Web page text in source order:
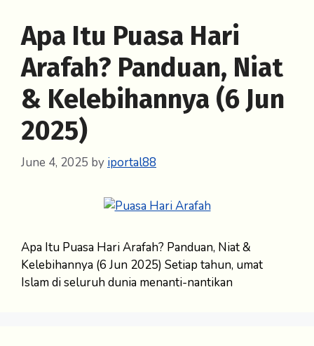
Apa Itu Puasa Hari
Arafah? Panduan, Niat
& Kelebihannya (6 Jun
2025)
June 4, 2025 by iportal88
Apa Itu Puasa Hari Arafah? Panduan, Niat &
Kelebihannya (6 Jun 2025) Setiap tahun, umat
Islam di seluruh dunia menanti-nantikan